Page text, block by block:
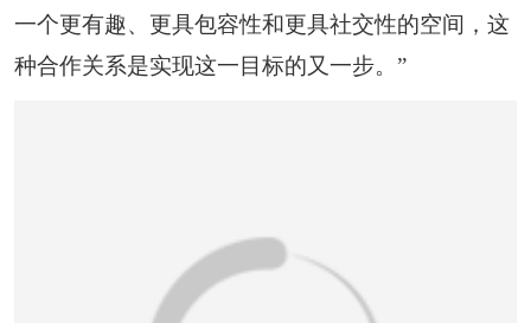
一个更有趣、更具包容性和更具社交性的空间，这
种合作关系是实现这一目标的又一步。”